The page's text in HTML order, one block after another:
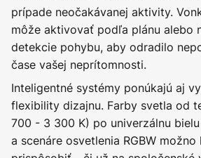
prípade neočakávanej aktivity.
môže aktivovať podľa plánu alebo
detekcie pohybu, aby odradilo
čase vašej neprítomnosti.
Inteligentné systémy ponúkajú aj
flexibility dizajnu. Farby svetla od
700 - 3 300 K) po univerzálnu
a scenáre osvetlenia RGBW